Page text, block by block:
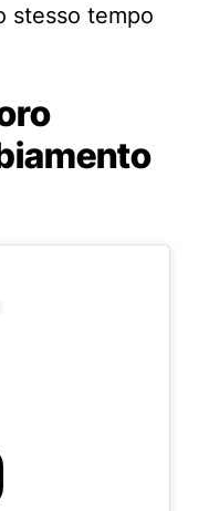
stesso tempo